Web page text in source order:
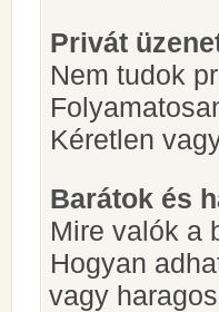
Privát
Nem tudok
Kéretlen
Barátok és
Mire valók a
Hogyan
vagy